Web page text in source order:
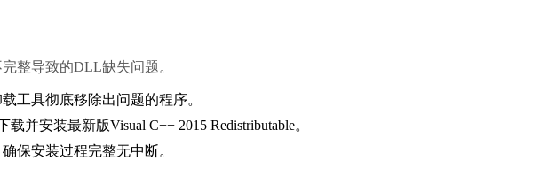
整导致的DLL缺失问题。
工具彻底移除出问题的程序。
载并安装最新版Visual C++ 2015 Redistributable。
保安装过程完整无中断。